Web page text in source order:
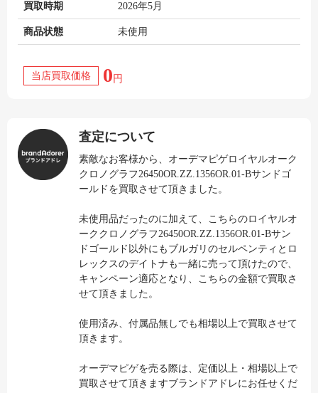
買取時期 2026年5月
商品状態 未使用
当店買取価格 0 円
査定について
素敵なお客様から、オーデマピゲロイヤルオーク
クロノグラフ26450OR.ZZ.1356OR.01-Bサンドゴ
ールドを買取させて頂きました。
未使用品だったのに加えて、こちらのロイヤルオ
ーククロノグラフ26450OR.ZZ.1356OR.01-Bサン
ドゴールド以外にもブルガリのセルペンティとロ
レックスのデイトナも一緒に売って頂けたので、
キャンペーン適応となり、こちらの金額で買取さ
せて頂きました。
使用済み、付属品無しでも相場以上で買取させて
頂きます。
オーデマピゲを売る際は、定価以上・相場以上で
買取させて頂きますブランドアドレにお任せくだ